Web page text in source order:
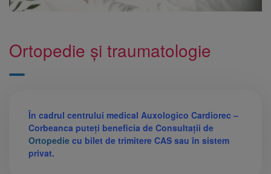
Ortopedie și traumatologie
În cadrul centrului medical Auxologico Cardiorec –
Corbeanca puteți beneficia de Consultații de
Ortopedie cu bilet de trimitere CAS sau în sistem
privat.